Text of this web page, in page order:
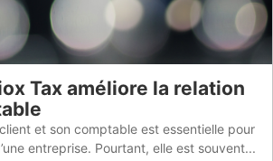
Tax améliore la relation
et son comptable est essentielle pour
entreprise. Pourtant, elle est souvent...